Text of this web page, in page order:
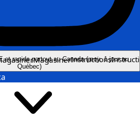
et rapide partout au Canada (moy. 1 jour au
Québec)
MagasinerInstructions